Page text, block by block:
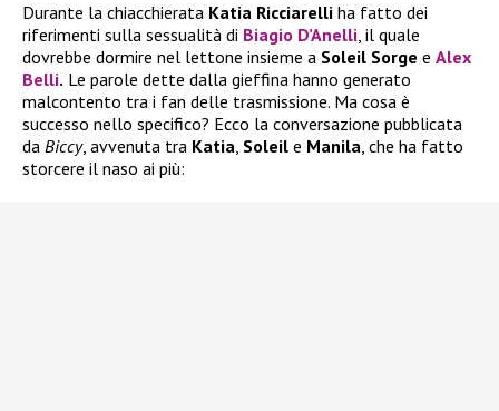
Durante la chiacchierata Katia Ricciarelli ha fatto dei
riferimenti sulla sessualità di Biagio D’Anelli, il quale
dovrebbe dormire nel lettone insieme a Soleil Sorge e Alex
Belli. Le parole dette dalla gieffina hanno generato
malcontento tra i fan delle trasmissione. Ma cosa è
successo nello specifico? Ecco la conversazione pubblicata
da Biccy, avvenuta tra Katia, Soleil e Manila, che ha fatto
storcere il naso ai più: